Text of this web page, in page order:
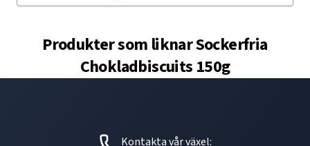
Produkter som liknarSockerfria
Chokladbiscuits 150g
Kontakta vår växel: